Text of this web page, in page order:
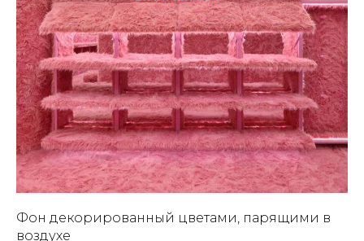
Фон декорированный цветами, парящими в
воздухе